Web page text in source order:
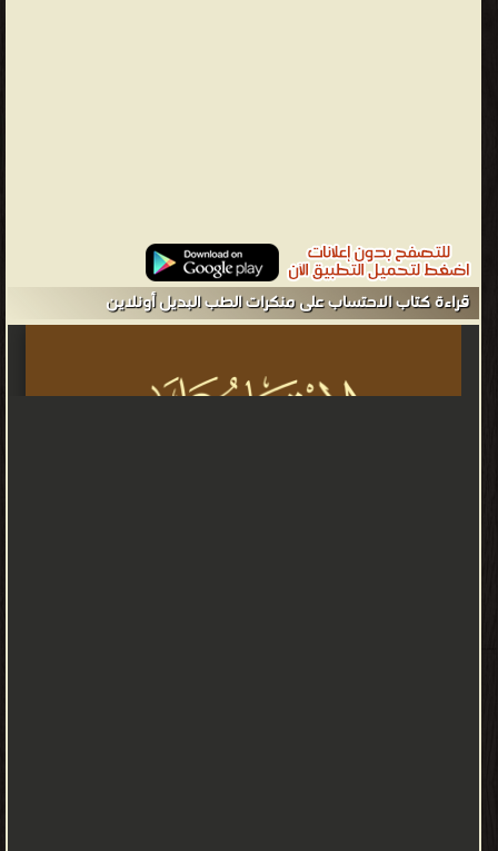
قراءة كتاب الاحتساب على منكرات الطب البديل أونلاين